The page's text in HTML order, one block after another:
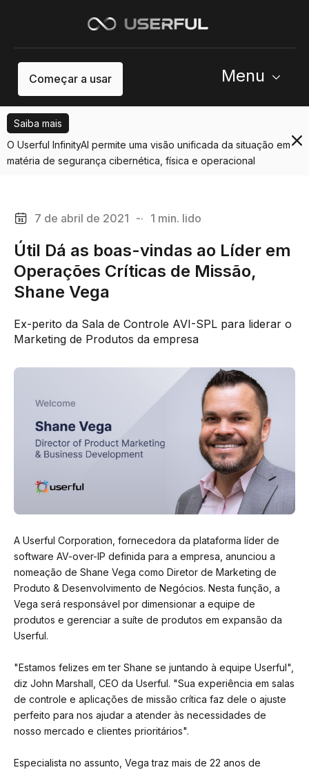
Começar a usar Menu
Saiba mais
O Userful InfinityAI permite uma visão unificada da situação em
matéria de segurança cibernética, física e operacional
7 de abril de 2021 -· 1 min. lido
Útil Dá as boas-vindas ao Líder em
Operações Críticas de Missão,
Shane Vega
Ex-perito da Sala de Controle AVI-SPL para liderar o
Marketing de Produtos da empresa
A Userful Corporation, fornecedora da plataforma líder de
software AV-over-IP definida para a empresa, anunciou a
nomeação de Shane Vega como Diretor de Marketing de
Produto & Desenvolvimento de Negócios. Nesta função, a
Vega será responsável por dimensionar a equipe de
produtos e gerenciar a suíte de produtos em expansão da
Userful.
"Estamos felizes em ter Shane se juntando à equipe Userful",
diz John Marshall, CEO da Userful. "Sua experiência em salas
de controle e aplicações de missão crítica faz dele o ajuste
perfeito para nos ajudar a atender às necessidades de
nosso mercado e clientes prioritários".
Especialista no assunto, Vega traz mais de 22 anos de